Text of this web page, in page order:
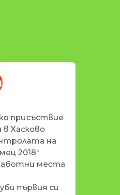
присъствие
в Хасково
на
2018“
места
първия си